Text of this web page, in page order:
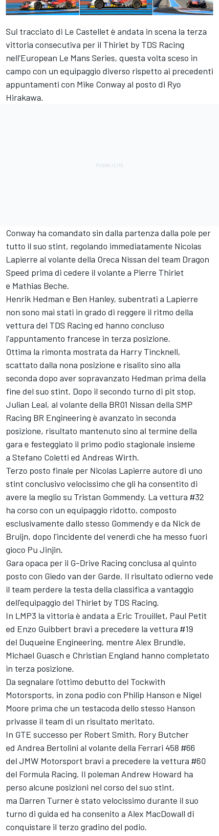
Sul tracciato di Le Castellet è andata in scena la terza
vittoria consecutiva per il Thiriet by TDS Racing
nell'European Le Mans Series, questa volta sceso in
campo con un equipaggio diverso rispetto ai precedenti
appuntamenti con Mike Conway al posto di Ryo
Hirakawa.
Conway ha comandato sin dalla partenza dalla pole per
tutto il suo stint, regolando immediatamente Nicolas
Lapierre al volante della Oreca Nissan del team Dragon
Speed prima di cedere il volante a Pierre Thiriet
e Mathias Beche.
Henrik Hedman e Ben Hanley, subentrati a Lapierre
non sono mai stati in grado di reggere il ritmo della
vettura del TDS Racing ed hanno concluso
l'appuntamento francese in terza posizione.
Ottima la rimonta mostrata da Harry Tincknell,
scattato dalla nona posizione e risalito sino alla
seconda dopo aver sopravanzato Hedman prima della
fine del suo stint. Dopo il secondo turno di pit stop,
Julian Leal, al volante della BR01 Nissan della SMP
Racing BR Engineering è avanzato in seconda
posizione, risultato mantenuto sino al termine della
gara e festeggiato il primo podio stagionale insieme
a Stefano Coletti ed Andreas Wirth.
Terzo posto finale per Nicolas Lapierre autore di uno
stint conclusivo velocissimo che gli ha consentito di
avere la meglio su Tristan Gommendy. La vettura #32
ha corso con un equipaggio ridotto, composto
esclusivamente dallo stesso Gommendy e da Nick de
Bruijn, dopo l'incidente del venerdì che ha messo fuori
gioco Pu Jinjin.
Gara opaca per il G-Drive Racing conclusa al quinto
posto con Giedo van der Garde. Il risultato odierno vede
il team perdere la testa della classifica a vantaggio
dell'equipaggio del Thiriet by TDS Racing.
In LMP3 la vittoria è andata a Eric Trouillet, Paul Petit
ed Enzo Guibbert bravi a precedere la vettura #19
del Duqueine Engineering, mentre Alex Brundle,
Michael Guasch e Christian England hanno completato
in terza posizione.
Da segnalare l'ottimo debutto del Tockwith
Motorsports, in zona podio con Philip Hanson e Nigel
Moore prima che un testacoda dello stesso Hanson
privasse il team di un risultato meritato.
In GTE successo per Robert Smith, Rory Butcher
ed Andrea Bertolini al volante della Ferrari 458 #66
del JMW Motorsport bravi a precedere la vettura #60
del Formula Racing. Il poleman Andrew Howard ha
perso alcune posizioni nel corso del suo stint,
ma Darren Turner è stato velocissimo durante il suo
turno di guida ed ha consenito a Alex MacDowall di
conquistare il terzo gradino del podio.